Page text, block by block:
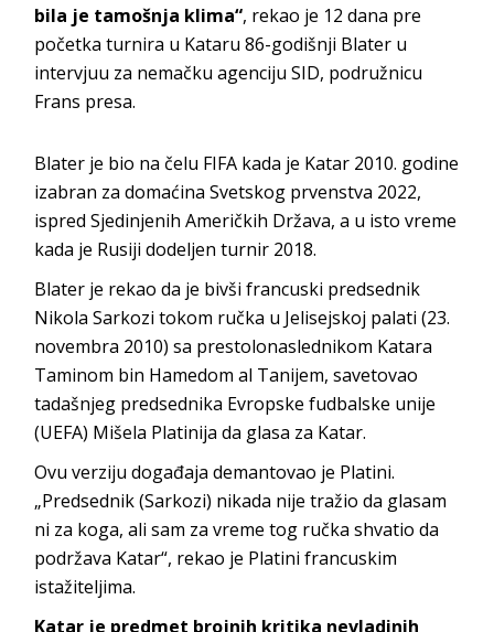
bila je tamošnja klima“, rekao je 12 dana pre
početka turnira u Kataru 86-godišnji Blater u
intervjuu za nemačku agenciju SID, podružnicu
Frans presa.
Blater je bio na čelu FIFA kada je Katar 2010. godine
izabran za domaćina Svetskog prvenstva 2022,
ispred Sjedinjenih Američkih Država, a u isto vreme
kada je Rusiji dodeljen turnir 2018.
Blater je rekao da je bivši francuski predsednik
Nikola Sarkozi tokom ručka u Jelisejskoj palati (23.
novembra 2010) sa prestolonaslednikom Katara
Taminom bin Hamedom al Tanijem, savetovao
tadašnjeg predsednika Evropske fudbalske unije
(UEFA) Mišela Platinija da glasa za Katar.
Ovu verziju događaja demantovao je Platini.
„Predsednik (Sarkozi) nikada nije tražio da glasam
ni za koga, ali sam za vreme tog ručka shvatio da
podržava Katar“, rekao je Platini francuskim
istažiteljima.
Katar je predmet brojnih kritika nevladinih